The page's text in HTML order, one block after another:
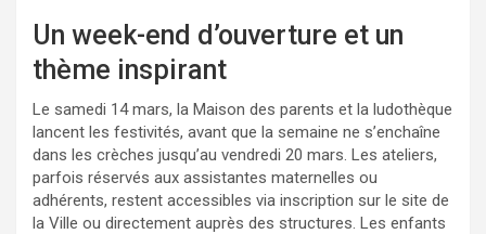
Un week-end d’ouverture et un
thème inspirant
Le samedi 14 mars, la Maison des parents et la ludothèque
lancent les festivités, avant que la semaine ne s’enchaîne
dans les crèches jusqu’au vendredi 20 mars. Les ateliers,
parfois réservés aux assistantes maternelles ou
adhérents, restent accessibles via inscription sur le site de
la Ville ou directement auprès des structures. Les enfants